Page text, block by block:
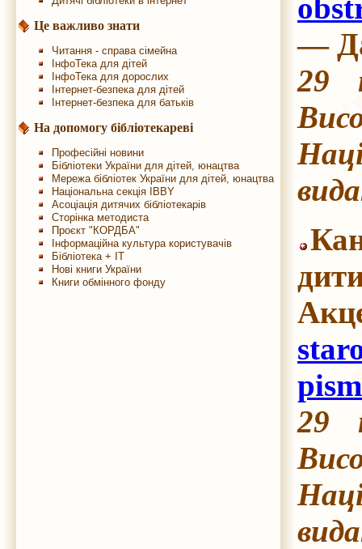
Це важливо знати
Читання - справа сімейна
ІнфоТека для дітей
ІнфоТека для дорослих
Інтернет-безпека для дітей
Інтернет-безпека для батьків
На допомогу бібліотекареві
Професійні новини
Бібліотеки України для дітей, юнацтва
Мережа бібліотек України для дітей, юнацтва
Національна секція IBBY
Асоціація дитячих бібліотекарів
Сторінка методиста
Проєкт "КОРДБА"
Інформаційна культура користувачів
Бібліотека + IT
Нові книги України
Книги обмінного фонду
—
29
29